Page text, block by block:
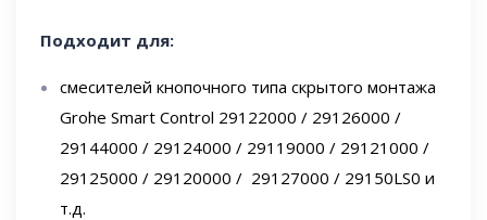
Подходит для:
смесителей кнопочного типа скрытого монтажа
Grohe Smart Control 29122000 / 29126000 /
29144000 / 29124000 / 29119000 / 29121000 /
29125000 / 29120000 / 29127000 / 29150LS0 и
т.д.